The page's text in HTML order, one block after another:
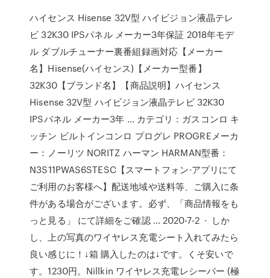
ハイセンス Hisense 32V型 ハイビジョン液晶テレ
ビ 32K30 IPSパネル メーカー3年保証 2018年モデ
ル ダブルチューナー裏番組録画対応【メーカー
名】Hisense(ハイセンス)【メーカー型番】
32K30【ブランド名】【商品説明】ハイセンス
Hisense 32V型 ハイビジョン液晶テレビ 32K30
IPSパネル メーカー3年 … カテゴリ：ガスコンロ キ
ッチン ビルトインコンロ プログレ PROGREメーカ
ー：ノーリツ NORITZ ハーマン HARMAN型番：
N3S11PWAS6STESC【スマートフォン·アプリにて
ご利用のお客様へ】配送地域や送料等、ご購入に条
件がある場合がございます。必ず、「商品情報をも
っと見る」 にて詳細をご確認 … 2020-7-2 · しか
し、上の写真のワイヤレス充電シート入れてみたら
良い感じに！↓箱 購入したのは↓です。くそ安いで
す。1230円。Nillkin ワイヤレス充電レシーバー (極